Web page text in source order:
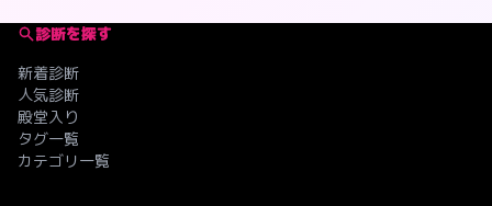
診断を探す
新着診断
人気診断
殿堂入り
タグ一覧
カテゴリ一覧